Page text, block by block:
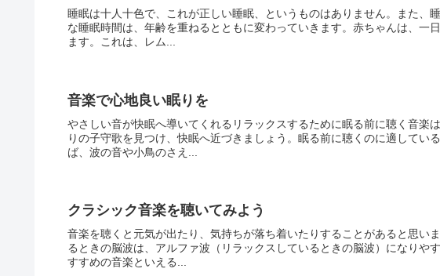
睡眠は十人十色で、これが正しい睡眠、というものはありません。また、
な睡眠時間は、年齢を重ねるとともに変わっていきます。赤ちゃんは、一
ます。これは、レム...
音楽で心地良い眠りを
やさしい音が快眠へ導いてくれるリラックスするために眠る前に聴く音楽
りの子守歌を見つけ、快眠へ近づきましょう。眠る前に聴くのに適してい
ば、波の音や小鳥のさえ...
クラシック音楽を聴いてみよう
音楽を聴くと元気が出たり、気持ちが落ち着いたりすることがあると思い
るときの脳波は、アルファ波（リラックスしているときの脳波）になりや
すすめの音楽といえる...